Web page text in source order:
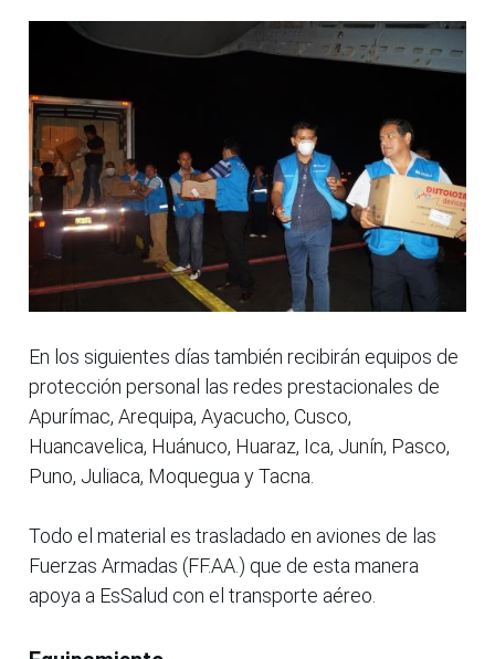
En los siguientes días también recibirán equipos de
protección personal las redes prestacionales de
Apurímac, Arequipa, Ayacucho, Cusco,
Huancavelica, Huánuco, Huaraz, Ica, Junín, Pasco,
Puno, Juliaca, Moquegua y Tacna.
Todo el material es trasladado en aviones de las
Fuerzas Armadas (FF.AA.) que de esta manera
apoya a EsSalud con el transporte aéreo.